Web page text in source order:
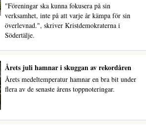
"Föreningar ska kunna fokusera på sin
verksamhet, inte på att varje år kämpa för sin
överlevnad.", skriver Kristdemokraterna i
Södertälje.
Årets juli hamnar i skuggan av rekordåren
Årets medeltemperatur hamnar en bra bit under
flera av de senaste årens toppnoteringar.